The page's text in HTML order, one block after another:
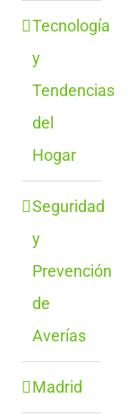
Tecnología
y
Tendencias
del
Hogar
Seguridad
y
Prevención
de
Averías
Madrid